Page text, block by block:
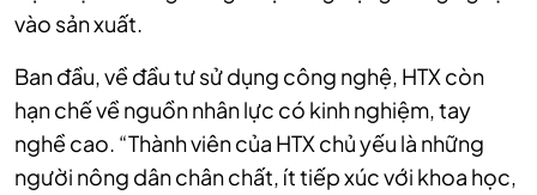
vào sản xuất.
Ban đầu, về đầu tư sử dụng công nghệ, HTX còn
hạn chế về nguồn nhân lực có kinh nghiệm, tay
nghề cao. “Thành viêncủa HTX chủ yếu là những
người nông dân chân chất, ít tiếp xúc với khoa học,